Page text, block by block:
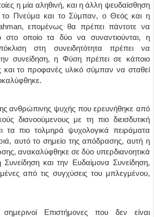
η μία αληθινή, και η άλλη ψευδαίσθηση
Πνεύμα και το Σύμπαν, ο Θεός και η
επομένως θα πρέπει πάντοτε να
στο οποίο τα δύο να συναντιούνται, η
στη συνειδητότητα πρέπει να
συνείδηση, η Φύση πρέπει σε κάποιο
και το προφανές υλικό σύμπαν να σταθεί
ανθρώπινης ψυχής που ερευνήθηκε από
διανοούμενους με τη πιο διεισδυτική
τα πιο τολμηρά ψυχολογικά πειράματα
αυτό το σημείο της απόδρασης, αυτή η
ανακαλύφθηκε σε δύο υπερδιανοητικά
Συνείδηση και την Ευδαίμονα Συνείδηση,
από τις συγχύσεις του μπλεγμένου,
Επιστήμονες που δεν είναι